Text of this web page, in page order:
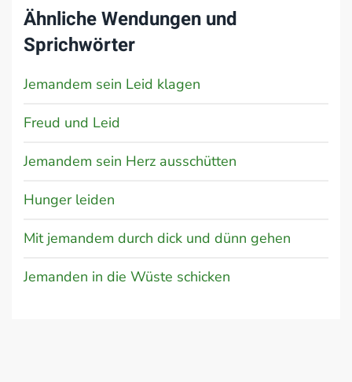
Ähnliche Wendungen und
Sprichwörter
Jemandem sein Leid klagen
Freud und Leid
Jemandem sein Herz ausschütten
Hunger leiden
Mit jemandem durch dick und dünn gehen
Jemanden in die Wüste schicken